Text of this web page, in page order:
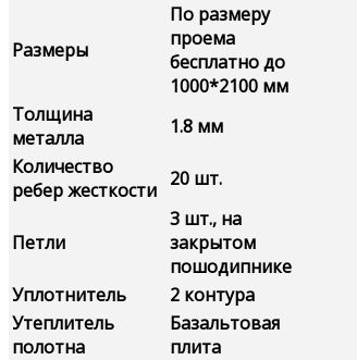
Размеры
По размеру
проема
бесплатно до
1000*2100 мм
Толщина
металла
1.8 мм
Количество
ребер жесткости 20 шт.
Петли
3 шт., на
закрытом
пошодипнике
Уплотнитель
2 контура
Утеплитель
полотна
Базальтовая
плита